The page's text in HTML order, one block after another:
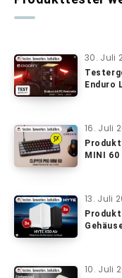
30. Juli
Enduro
16. Juli
MINI
13. Juli
10. Juli